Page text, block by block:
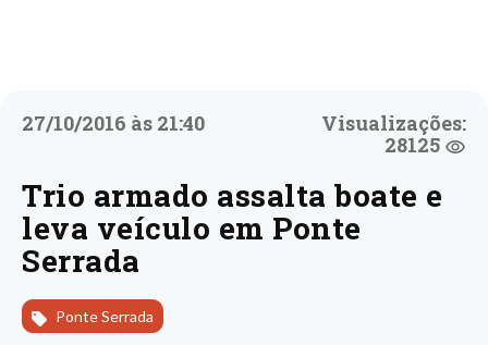
27/10/2016 às 21:40
Visualizações:
28125
Trio armado assalta boate e
leva veículo em Ponte
Serrada
Ponte Serrada